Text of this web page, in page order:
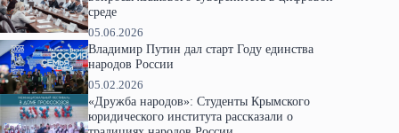
среде
05.06.2026
Владимир Путин дал старт Году единства
народов России
05.02.2026
«Дружба народов»: Студенты Крымского
юридического института рассказали о